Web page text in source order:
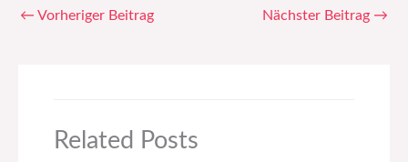
← Vorheriger Beitrag Nächster Beitrag →
Related Posts